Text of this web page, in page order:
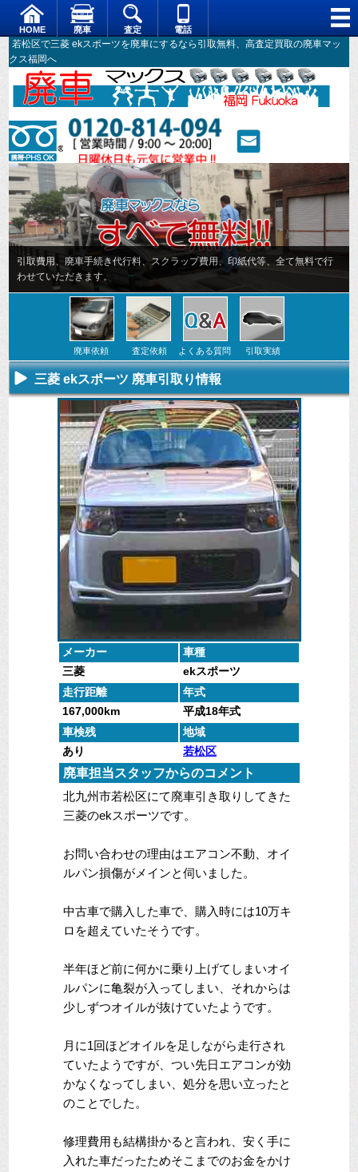
若松区で三菱 ekスポーツを廃車にするなら引取無料、高査定買取の廃車マッ
クス福岡へ
HOME 廃車 査定 電話
引取費用、廃車手続き代行料、スクラップ費用、印紙代等、全て無料で行
わせていただきます。
廃車依頼
不要になった
車の廃車手続
きを行いま
す。
査定依頼
専門スタッフ
がしっかりと
査定いたしま
す。
よくある質問
廃車全般に関
するよくある
質問
にお答えしま
す。
引取実績
た車や下取で
買取った車の
実績データ
三菱 ekスポーツ 廃車引取り情報
メーカー
車種
三菱
ekスポーツ
走行距離
年式
167,000km
平成18年式
車検残
地域
あり
若松区
廃車担当スタッフからのコメント
北九州市若松区にて廃車引き取りしてきた
三菱のekスポーツです。
お問い合わせの理由はエアコン不動、オイ
ルパン損傷がメインと伺いました。
中古車で購入した車で、購入時には10万キ
ロを超えていたそうです。
半年ほど前に何かに乗り上げてしまいオイ
ルパンに亀裂が入ってしまい、それからは
少しずつオイルが抜けていたようです。
月に1回ほどオイルを足しながら走行され
ていたようですが、つい先日エアコンが効
かなくなってしまい、処分を思い立ったと
のことでした。
修理費用も結構掛かると言われ、安く手に
入れた車だったためそこまでのお金をかけ